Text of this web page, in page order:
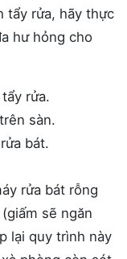
tẩy rửa, hãy thực
hư hỏng cho
rửa.
sàn.
bát.
rửa bát rỗng
sẽ ngăn
lại quy trình này